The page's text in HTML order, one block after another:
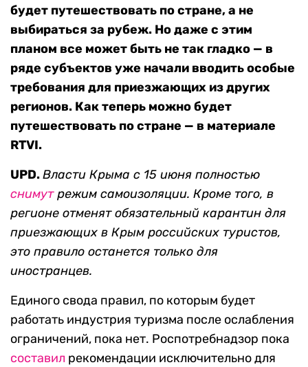
будет путешествовать по стране, а не
выбираться за рубеж. Но даже с этим
планом все может быть не так гладко — в
ряде субъектов уже начали вводить особые
требования для приезжающих из других
регионов. Как теперь можно будет
путешествовать по стране — в материале
RTVI.
UPD.Власти Крыма с 15 июня полностью
снимутрежим самоизоляции. Кроме того, в
регионе отменят обязательный карантин для
приезжающих в Крым российских туристов,
это правило останется только для
иностранцев.
Единого свода правил, по которым будет
работать индустрия туризма после ослабления
ограничений, пока нет. Роспотребнадзор пока
составил рекомендации исключительно для